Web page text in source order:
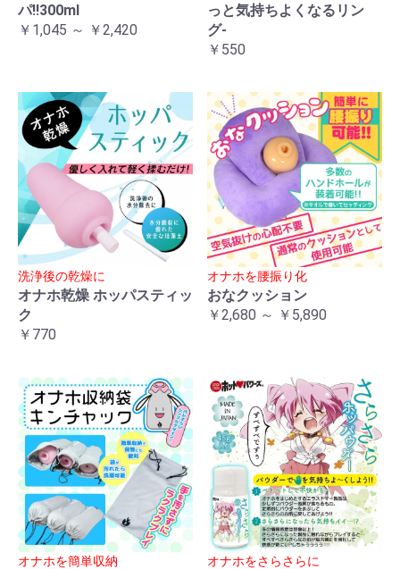
パ!!300ml
￥1,045 ～ ￥2,420
っと気持ちよくなるリン
グ-
￥550
洗浄後の乾燥に
オナホ乾燥 ホッパスティッ
ク
￥770
オナホを腰振り化
おなクッション
￥2,680 ～ ￥5,890
オナホを簡単収納 オナホをさらさらに